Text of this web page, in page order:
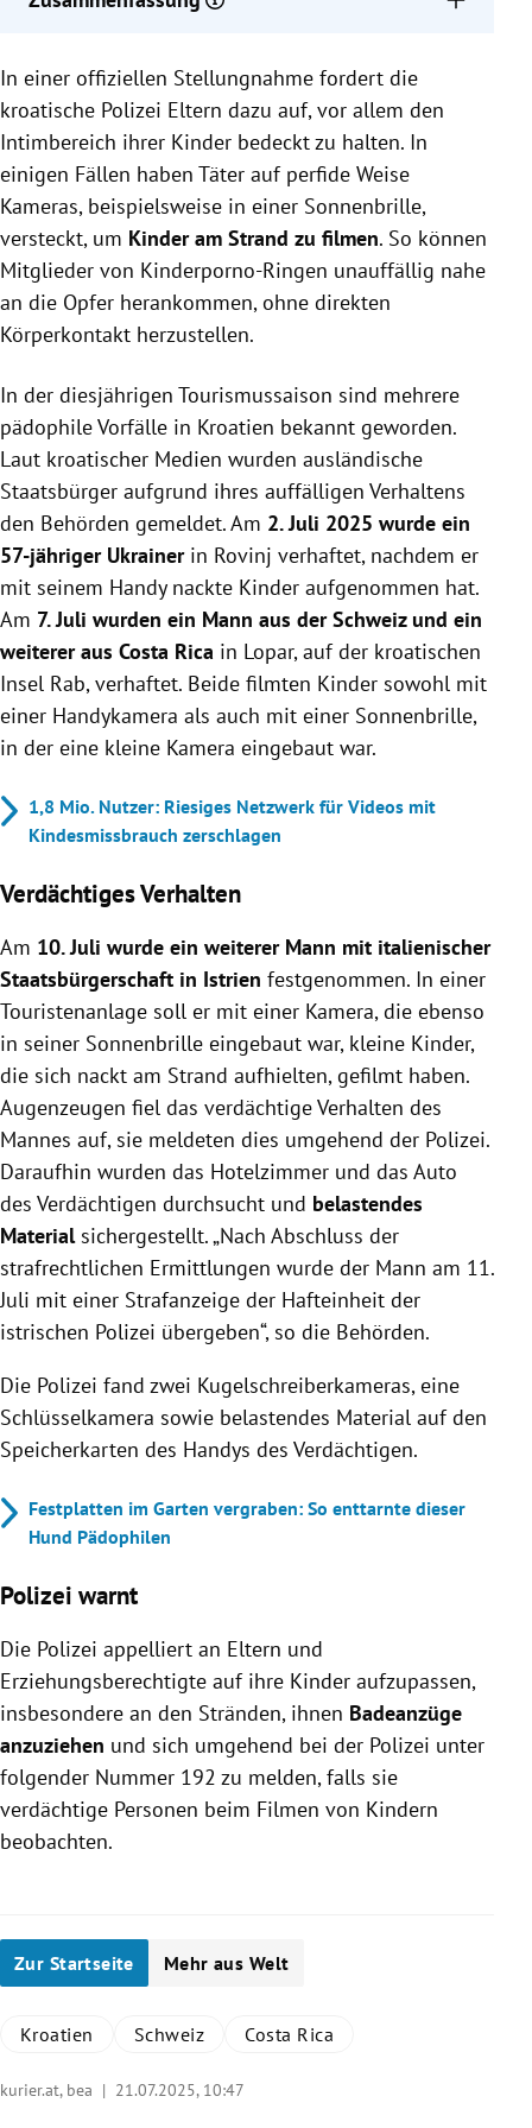
ihrer Kinder zu bedecken, um heimliche Aufnahmen
durch Pädophile zu verhindern.
Mehrere ausländische Staatsbürger wurden
während der Tourismussaison in Kroatien beim
Filmen nackter Kinder festgenommen.
Eltern werden aufgefordert, bei verdächtigem
Verhalten die Polizei zu informieren, nachdem
weitere Vorfälle mit versteckten Kameras bekannt
wurden.
In einer offiziellen Stellungnahme fordert die
kroatische Polizei Eltern dazu auf, vor allem den
Intimbereich ihrer Kinder bedeckt zu halten. In
einigen Fällen haben Täter auf perfide Weise
Kameras, beispielsweise in einer Sonnenbrille,
versteckt, um Kinder am Strand zu filmen. So können
Mitglieder von Kinderporno-Ringen unauffällig nahe
an die Opfer herankommen, ohne direkten
Körperkontakt herzustellen.
In der diesjährigen Tourismussaison sind mehrere
pädophile Vorfälle in Kroatien bekannt geworden.
Laut kroatischer Medien wurden ausländische
Staatsbürger aufgrund ihres auffälligen Verhaltens
den Behörden gemeldet. Am 2. Juli 2025 wurde ein
57-jähriger Ukrainer in Rovinj verhaftet, nachdem er
mit seinem Handy nackte Kinder aufgenommen hat.
Am 7. Juli wurden ein Mann aus der Schweiz und ein
weiterer aus Costa Rica in Lopar, auf der kroatischen
Insel Rab, verhaftet. Beide filmten Kinder sowohl mit
einer Handykamera als auch mit einer Sonnenbrille,
in der eine kleine Kamera eingebaut war.
1,8 Mio. Nutzer: Riesiges Netzwerk für Videos mit
Kindesmissbrauch zerschlagen
Verdächtiges Verhalten
Am 10. Juli wurde ein weiterer Mann mit italienischer
Staatsbürgerschaft in Istrien festgenommen. In einer
Touristenanlage soll er mit einer Kamera, die ebenso
in seiner Sonnenbrille eingebaut war, kleine Kinder,
die sich nackt am Strand aufhielten, gefilmt haben.
Augenzeugen fiel das verdächtige Verhalten des
Mannes auf, sie meldeten dies umgehend der Polizei.
Daraufhin wurden das Hotelzimmer und das Auto
des Verdächtigen durchsucht und belastendes
Materialsichergestellt. „Nach Abschluss der
strafrechtlichen Ermittlungen wurde der Mann am 11.
Juli mit einer Strafanzeige der Hafteinheit der
istrischen Polizei übergeben“, so die Behörden.
Die Polizei fand zwei Kugelschreiberkameras, eine
Schlüsselkamera sowie belastendes Material auf den
Speicherkarten des Handys des Verdächtigen.
Festplatten im Garten vergraben: So enttarnte dieser
Hund Pädophilen
Polizei warnt
Die Polizei appelliert an Eltern und
Erziehungsberechtigte auf ihre Kinder aufzupassen,
insbesondere an den Stränden, ihnen Badeanzüge
anzuziehen und sich umgehend bei der Polizei unter
folgender Nummer 192 zu melden, falls sie
verdächtige Personen beim Filmen von Kindern
beobachten.
Zur Startseite Mehr aus Welt
Kroatien Schweiz Costa Rica
kurier.at, bea | 21.07.2025, 10:47